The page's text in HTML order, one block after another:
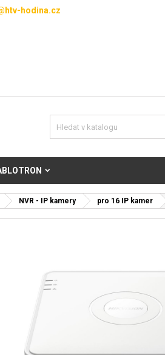
hodina.cz
NVR - IP kamery pro 16 IP kamer